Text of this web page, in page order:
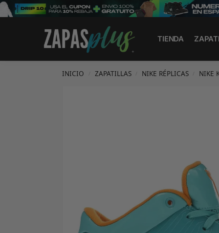
TIENDA
Search
INICIO ZAPATILLAS NIKE RÉPLICAS NIKE